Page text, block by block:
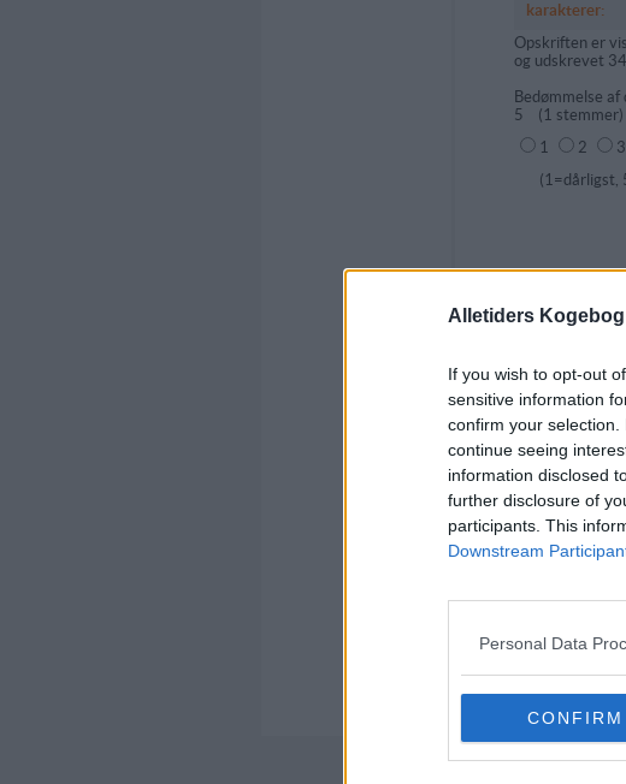
Alletiders
If you wish to opt-out
sensitive information
confirm your
continue seeing
information disclosed
further disclosure of
participants. This
Downstream
Personal Data
CONFIRM
karakterer:
Opskriften er
og udskrevet
Bedømmelse
5 ( 1 stemmer)
1
2 3
(1=dårligst,
Kommentar fra:
Kommentar:
Der er ikke
Nyhedsmails -